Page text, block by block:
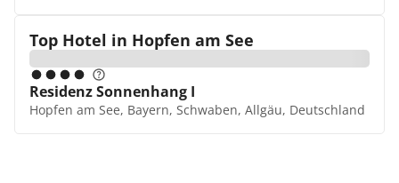
Top Hotel in Hopfen am See
Residenz Sonnenhang I
Hopfen am See, Bayern, Schwaben, Allgäu, Deutschland